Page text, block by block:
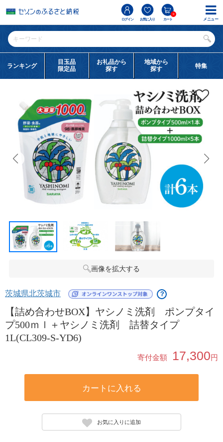
ログイン お気に入り カート
0
ランキング
目玉品
限定品
お礼品から
探す
地域から
探す
特集
画像を拡大する
茨城県北茨城市 ？
【詰め合わせBOX】ヤシノミ洗剤 ポンプタイ
プ500ｍｌ＋ヤシノミ洗剤 詰替タイプ
1L(CL309-S-YD6)
寄付金額 17,300円
カートに入れる
お気に入りに追加
メニュー